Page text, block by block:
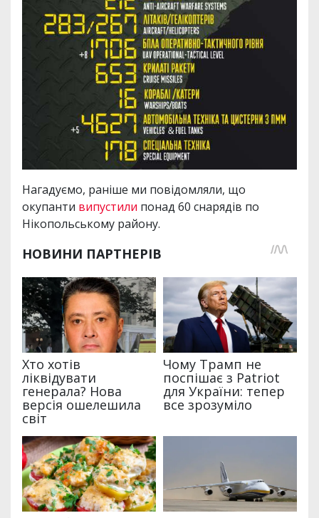
Нагадуємо, раніше ми повідомляли, що
окупанти випустили понад 60 снарядів по
Нікопольському району.